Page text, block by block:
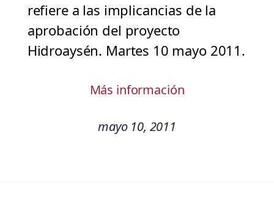
refiere a las implicancias de la
aprobación del proyecto
Hidroaysén. Martes 10 mayo 2011.
Más información
mayo 10, 2011